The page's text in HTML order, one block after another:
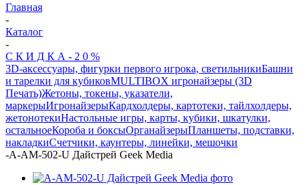
Главная
-
Каталог
-
С К И Д К А - 2 0 %
3D-аксессуары, фигурки первого игрока, светильникиБашни
и тарелки для кубиковMULTIBOX игронайзеры (3D
Печать)Жетоны, токены, указатели,
маркерыИгронайзерыКардхолдеры, картотеки, тайлхолдеры,
жетонотекиНастольные игры, карты, кубики, шкатулки,
остальноеКороба и боксыОрганайзерыПланшеты, подставки,
накладкиСчетчики, каунтеры, линейки, мешочки
-A-AM-502-U Дайстрей Geek Media